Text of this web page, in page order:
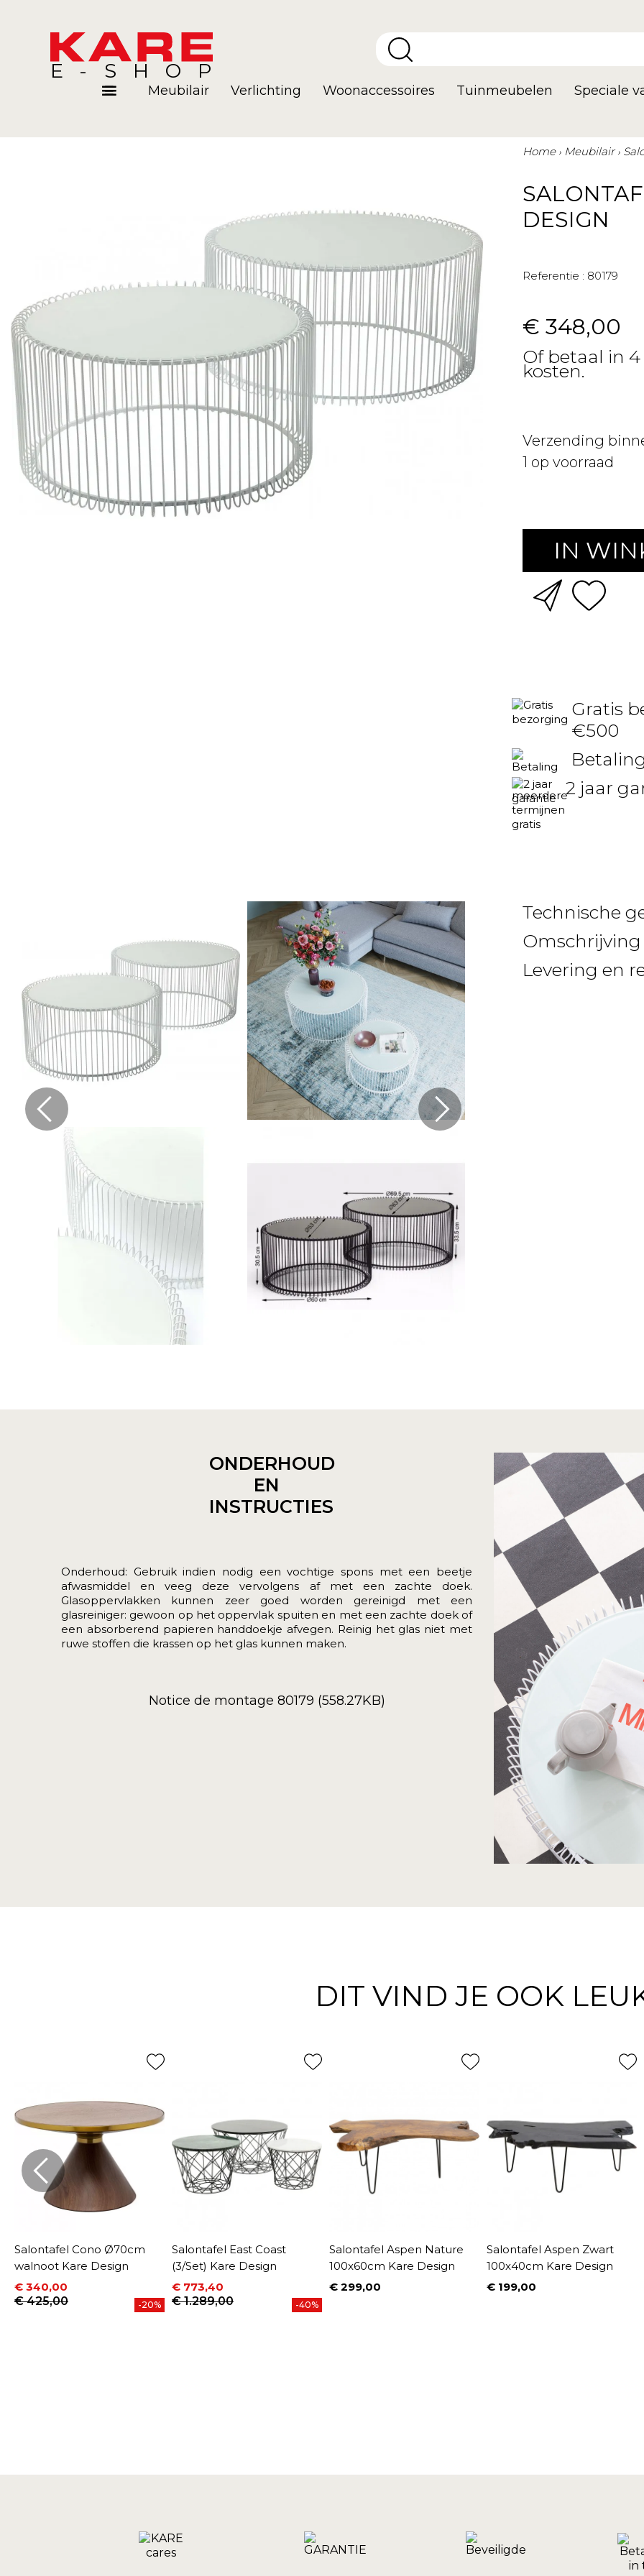
E-SHOP
Meubilair Verlichting Woonaccessoires Tuinmeubelen Speciale
Home Meubilair
DESIGN
Referentie : 80179
€ 348,00
Of betaal in
kosten.
Verzending
1 op voorraad
IN
Gratis
€500
2 jaar
Technische
Omschrijving
Levering en
ONDERHOUD
EN
INSTRUCTIES
Onderhoud: Gebruik indien nodig een vochtige spons met een beetje
afwasmiddel en veeg deze vervolgens af met een zachte doek.
Glasoppervlakken kunnen zeer goed worden gereinigd met een
glasreiniger: gewoon op het oppervlak spuiten en met een zachte doek of
een absorberend papieren handdoekje afvegen. Reinig het glas niet met
ruwe stoffen die krassen op het glas kunnen maken.
Notice de montage 80179 (558.27KB)
DIT VIND JE OOK
Salontafel Cono Ø70cm
walnoot Kare Design
Prijs
€ 340,00
Normale prijs
€ 425,00 -20%
Salontafel East Coast
(3/Set) Kare Design
Prijs
€ 773,40
Normale prijs
€ 1.289,00 -40%
Salontafel Aspen Nature
100x60cm Kare Design
Prijs
€ 299,00
Salontafel Aspen Zwart
100x40cm Kare Design
Prijs
€ 199,00